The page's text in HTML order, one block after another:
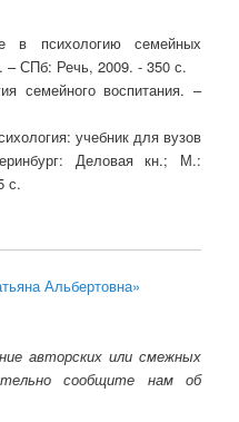
в психологию семейных
СПб: Речь, 2009. - 350 с.
семейного воспитания. –
учебник для вузов
Деловая кн.; М.:
с.
Альбертовна»
авторских или смежных
сообщите нам об